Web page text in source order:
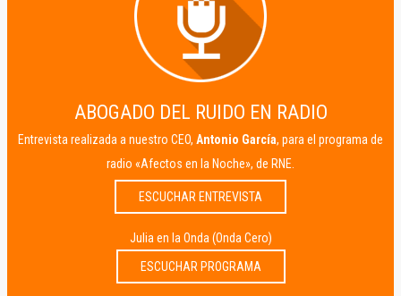
ABOGADO DEL RUIDO EN RADIO
Entrevista realizada a nuestro CEO, Antonio García, para el programa de
radio «Afectos en la Noche», de RNE.
ESCUCHAR ENTREVISTA
Julia en la Onda (Onda Cero)
ESCUCHAR PROGRAMA